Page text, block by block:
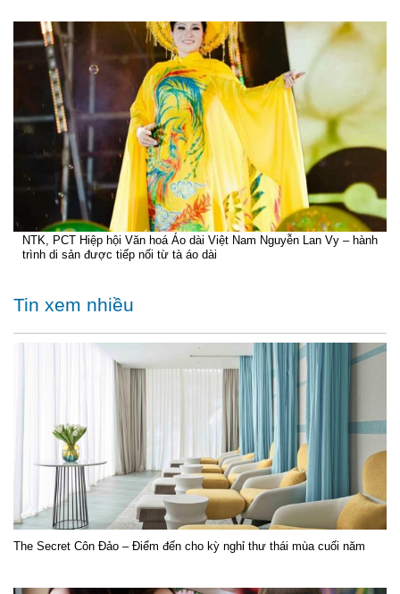
NTK, PCT Hiệp hội Văn hoá Áo dài Việt Nam Nguyễn Lan Vy – hành
trình di sản được tiếp nối từ tà áo dài
Tin xem nhiều
The Secret Côn Đảo – Điểm đến cho kỳ nghỉ thư thái mùa cuối năm